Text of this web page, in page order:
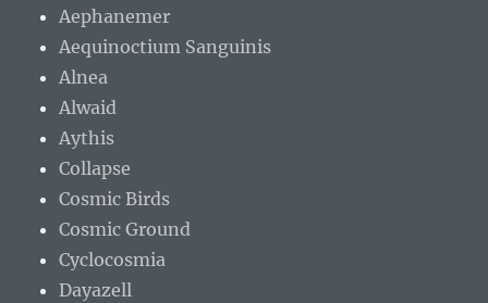
Aephanemer
Aequinoctium Sanguinis
Alnea
Alwaid
Aythis
Collapse
Cosmic Birds
Cosmic Ground
Cyclocosmia
Dayazell